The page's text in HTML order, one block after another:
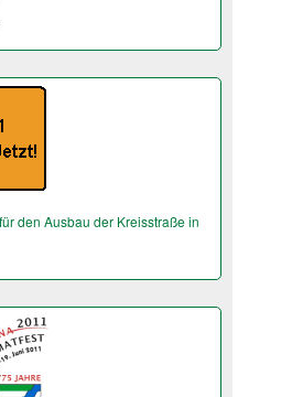
den Ausbau der Kreisstraße in